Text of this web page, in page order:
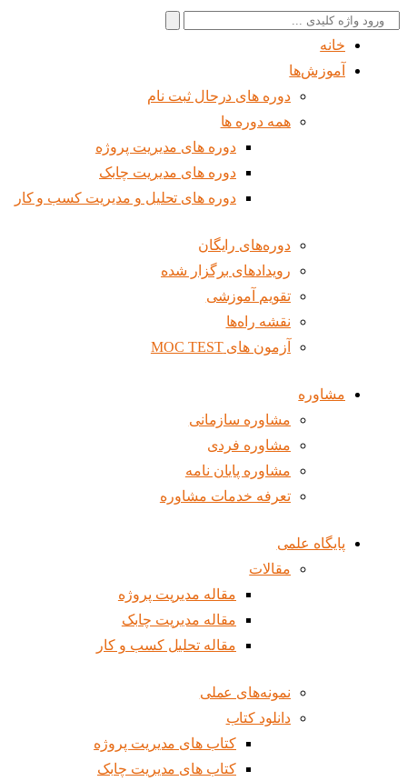
جستجو
خانه
آموزش‌ها
دوره های درحال ثبت نام
همه دوره ها
دوره های مدیریت پروژه
دوره های مدیریت چابک
دوره های تحلیل و مدیریت کسب و کار
دوره‌های رایگان
رویدادهای برگزار شده
تقویم آموزشی
نقشه راه‌ها
آزمون های MOC TEST
مشاوره
مشاوره سازمانی
مشاوره فردی
مشاوره پایان نامه
تعرفه خدمات مشاوره
پایگاه علمی
مقالات
مقاله مدیریت پروژه
مقاله مدیریت چابک
مقاله تحلیل کسب و کار
نمونه‌های عملی
دانلود کتاب
کتاب های مدیریت پروژه
کتاب های مدیریت چابک